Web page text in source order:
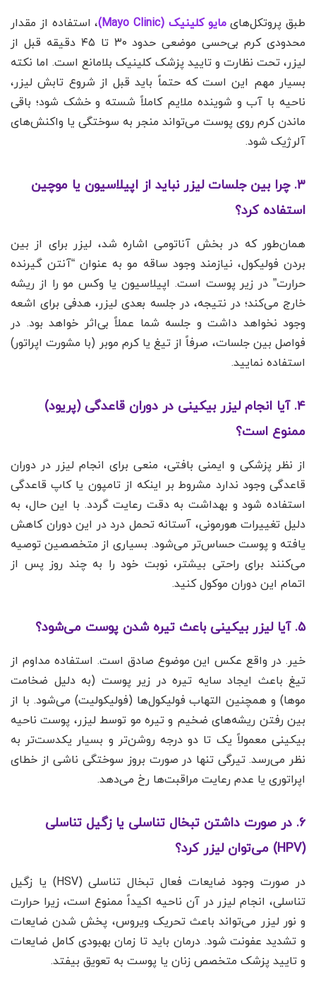
طبق پروتکل‌هایمایو کلینیک (Mayo Clinic)
، استفاده از مقدار
محدودی کرم بی‌حسی موضعی حدود ۳۰ تا ۴۵ دقیقه قبل از
لیزر، تحت نظارت و تایید پزشک کلینیک بلامانع است. اما نکته
بسیار مهم این است که حتماً باید قبل از شروع تابش لیزر،
ناحیه با آب و شوینده ملایم کاملاً شسته و خشک شود؛ باقی
ماندن کرم روی پوست می‌تواند منجر به سوختگی یا واکنش‌های
آلرژیک شود.
۳. چرا بین جلسات لیزر نباید از اپیلاسیون یا موچین
استفاده کرد؟
همان‌طور که در بخش آناتومی اشاره شد، لیزر برای از بین
بردن فولیکول، نیازمند وجود ساقه مو به عنوان “آنتن گیرنده
حرارت” در زیر پوست است. اپیلاسیون یا وکس مو را از ریشه
خارج می‌کند؛ در نتیجه، در جلسه بعدی لیزر، هدفی برای اشعه
وجود نخواهد داشت و جلسه شما عملاً بی‌اثر خواهد بود. در
فواصل بین جلسات، صرفاً از تیغ یا کرم موبر (با مشورت اپراتور)
استفاده نمایید.
۴. آیا انجام لیزر بیکینی در دوران قاعدگی (پریود)
ممنوع است؟
از نظر پزشکی و ایمنی بافتی، منعی برای انجام لیزر در دوران
قاعدگی وجود ندارد مشروط بر اینکه از تامپون یا کاپ قاعدگی
استفاده شود و بهداشت به دقت رعایت گردد. با این حال، به
دلیل تغییرات هورمونی، آستانه تحمل درد در این دوران کاهش
یافته و پوست حساس‌تر می‌شود. بسیاری از متخصصین توصیه
می‌کنند برای راحتی بیشتر، نوبت خود را به چند روز پس از
اتمام این دوران موکول کنید.
۵. آیا لیزر بیکینی باعث تیره شدن پوست می‌شود؟
خیر. در واقع عکس این موضوع صادق است. استفاده مداوم از
تیغ باعث ایجاد سایه تیره در زیر پوست (به دلیل ضخامت
موها) و همچنین التهاب فولیکول‌ها (فولیکولیت) می‌شود. با از
بین رفتن ریشه‌های ضخیم و تیره مو توسط لیزر، پوست ناحیه
بیکینی معمولاً یک تا دو درجه روشن‌تر و بسیار یکدست‌تر به
نظر می‌رسد. تیرگی تنها در صورت بروز سوختگی ناشی از خطای
اپراتوری یا عدم رعایت مراقبت‌ها رخ می‌دهد.
۶. در صورت داشتن تبخال تناسلی یا زگیل تناسلی
(HPV) می‌توان لیزر کرد؟
در صورت وجود ضایعات فعال تبخال تناسلی (HSV) یا زگیل
تناسلی، انجام لیزر در آن ناحیه اکیداً ممنوع است، زیرا حرارت
و نور لیزر می‌تواند باعث تحریک ویروس، پخش شدن ضایعات
و تشدید عفونت شود. درمان باید تا زمان بهبودی کامل ضایعات
و تایید پزشک متخصص زنان یا پوست به تعویق بیفتد.